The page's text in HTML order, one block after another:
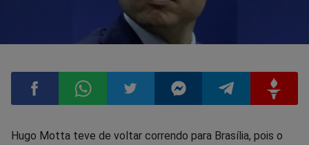
CompartilharCompartilharCompartilharCompartilharCompartilhar
Hugo Motta teve de voltar correndo para Brasília, pois o